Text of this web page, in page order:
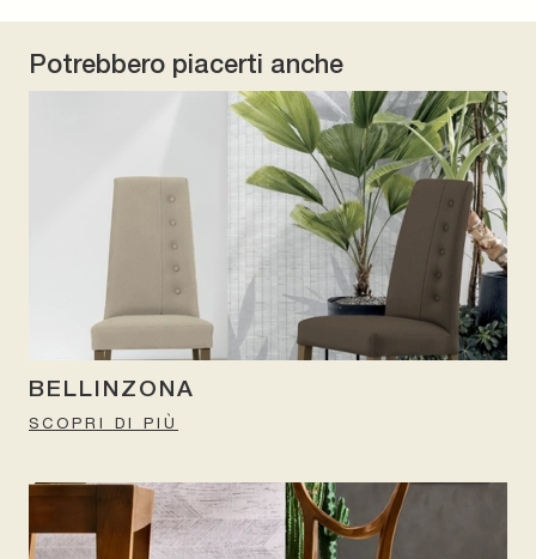
Potrebbero piacerti anche
BELLINZONA
SCOPRI DI PIÙ